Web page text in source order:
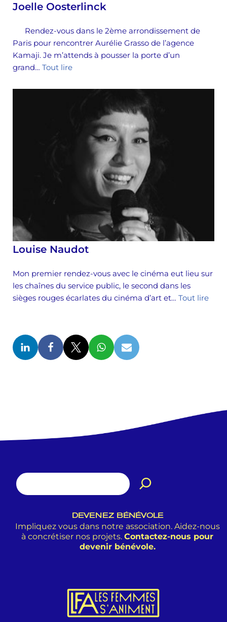
Joelle Oosterlinck
Rendez-vous dans le 2ème arrondissement de
Paris pour rencontrer Aurélie Grasso de l’agence
Kamaji. Je m’attends à pousser la porte d’un
grand… Tout lire
Louise Naudot
Mon premier rendez-vous avec le cinéma eut lieu sur
les chaînes du service public, le second dans les
sièges rouges écarlates du cinéma d’art et… Tout lire
DEVENEZ BÉNÉVOLE
Impliquez vous dans notre association. Aidez-nous
à concrétiser nos projets. Contactez-nous pour
devenir bénévole.